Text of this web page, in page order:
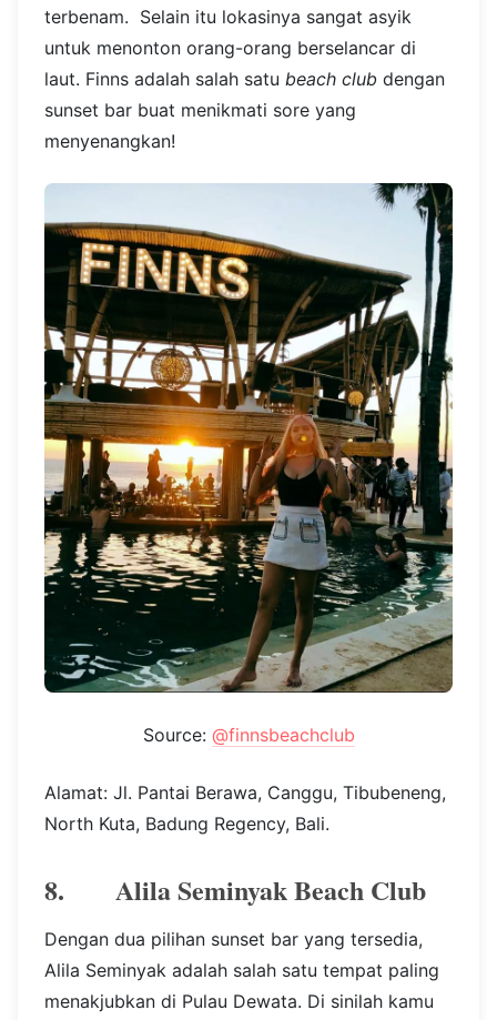
terbenam. Selain itu lokasinya sangat asyik
untuk menonton orang-orang berselancar di
laut. Finns adalah salah satu beach club dengan
sunset bar buat menikmati sore yang
menyenangkan!
Source: @finnsbeachclub
Alamat: Jl. Pantai Berawa, Canggu, Tibubeneng,
North Kuta, Badung Regency, Bali.
8. Alila Seminyak Beach Club
Dengan dua pilihan sunset bar yang tersedia,
Alila Seminyak adalah salah satu tempat paling
menakjubkan di Pulau Dewata. Di sinilah kamu